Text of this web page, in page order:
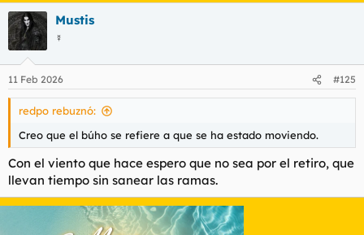
a
c
c
i
e
s
Mustis
☿
11 Feb 2026 #125
redpo rebuznó:
Creo que el búho se refiere a que se ha estado moviendo.
Con el viento que hace espero que no sea por el retiro, que
llevan tiempo sin sanear las ramas.